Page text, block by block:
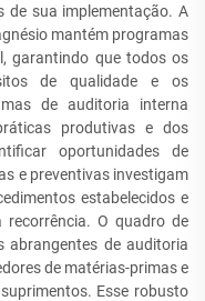
de sua implementação. A
mantém programas
garantindo que todos os
de qualidade e os
de auditoria interna
produtivas e dos
oportunidades de
e preventivas investigam
estabelecidos e
recorrência. O quadro de
abrangentes de auditoria
de matérias-primas e
Esse robusto